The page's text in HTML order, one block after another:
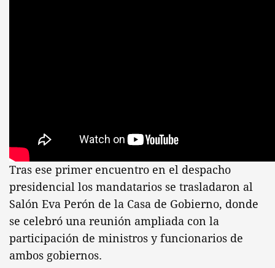
Tras ese primer encuentro en el despacho
presidencial los mandatarios se trasladaron al
Salón Eva Perón de la Casa de Gobierno, donde
se celebró una reunión ampliada con la
participación de ministros y funcionarios de
ambos gobiernos.